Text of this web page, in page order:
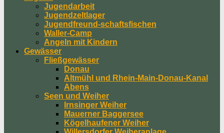
Jugendarbeit
Jugendzeltlager
Jugendfreund-schaftsfischen
Waller-Camp
Angeln mit Kindern
Gewässer
Fließgewässer
Donau
Altmühl und Rhein-Main-Donau-Kanal
Abens
Seen und Weiher
Irnsinger Weiher
Mauerner Baggersee
Kögelhaufener Weiher